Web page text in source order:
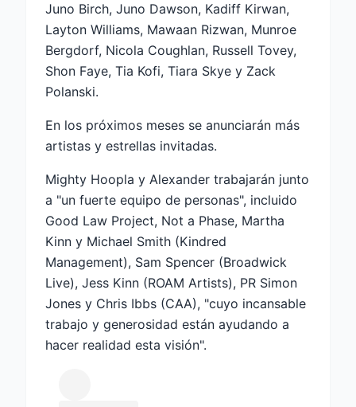
Juno Birch, Juno Dawson, Kadiff Kirwan,
Layton Williams, Mawaan Rizwan, Munroe
Bergdorf, Nicola Coughlan, Russell Tovey,
Shon Faye, Tia Kofi, Tiara Skye y Zack
Polanski.
En los próximos meses se anunciarán más
artistas y estrellas invitadas.
Mighty Hoopla y Alexander trabajarán junto
a "un fuerte equipo de personas", incluido
Good Law Project, Not a Phase, Martha
Kinn y Michael Smith (Kindred
Management), Sam Spencer (Broadwick
Live), Jess Kinn (ROAM Artists), PR Simon
Jones y Chris Ibbs (CAA), "cuyo incansable
trabajo y generosidad están ayudando a
hacer realidad esta visión".